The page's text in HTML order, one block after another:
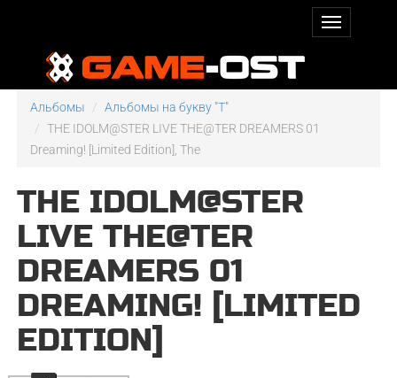
Альбомы
Альбомы на букву "T"
THE IDOLM@STER LIVE THE@TER DREAMERS 01
Dreaming! [Limited Edition], The
THE IDOLM@STER
LIVE THE@TER
DREAMERS 01
DREAMING! [LIMITED
EDITION]